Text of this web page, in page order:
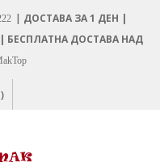
| ДОСТАВА ЗА 1 ДЕН |
БЕСПЛАТНА ДОСТАВА НАД